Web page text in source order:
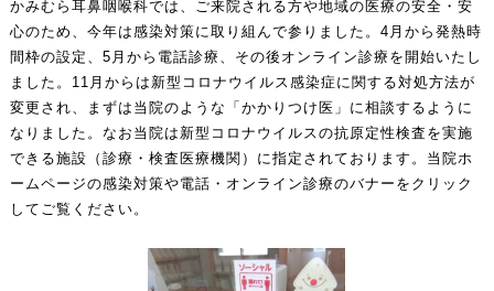
かみむら耳鼻咽喉科では、ご来院される方や地域の医療の安全・安
心のため、今年は感染対策に取り組んで参りました。4月から発熱時
間枠の設定、5月から電話診療、その後オンライン診療を開始いたし
ました。11月からは新型コロナウイルス感染症に関する対処方法が
変更され、まずは当院のような「かかりつけ医」に相談するように
なりました。なお当院は新型コロナウイルスの抗原定性検査を実施
できる施設（診療・検査医療機関）に指定されております。当院ホ
ームページの感染対策や電話・オンライン診療のバナーをクリック
してご覧ください。